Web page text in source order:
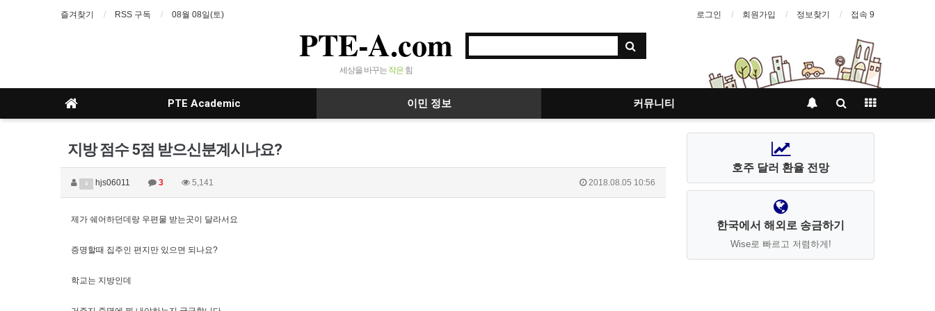
즐겨찾기 RSS 구독 08월 08일(토) 로그인 회원가입 정보찾기 접속 9
PTE-A.com
세상을 바꾸는 작은 힘
PTE Academic 이민 정보 커뮤니티
지방 점수 5점 받으신분계시나요?
4 hjs06011 3 5,141 2018.08.05 10:56
제가 쉐어하던데랑 우편물 받는곳이 달라서요
증명할때 집주인 편지만 있으면 되나요?
학교는 지방인데
호주 달러 환율 전망
한국에서 해외로 송금하기
Wise로 빠르고 저렴하게!